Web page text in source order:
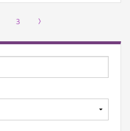
3 ›